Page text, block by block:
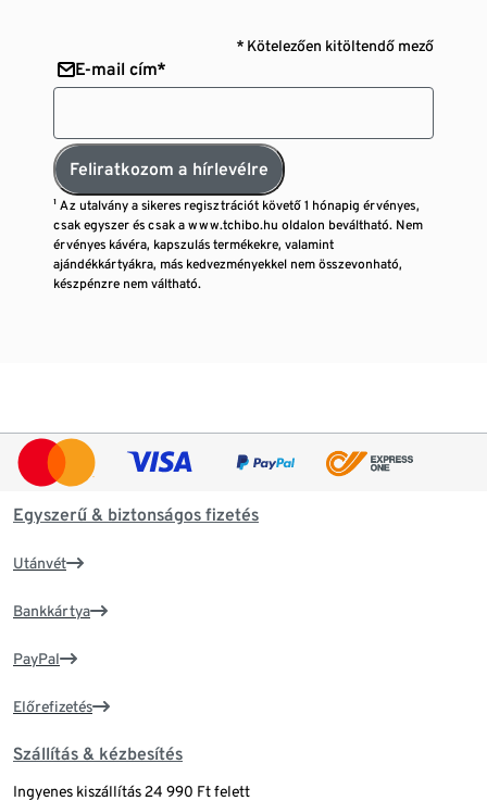
* Kötelezően kitöltendő mező
E-mail cím*
Feliratkozom a hírlevélre
¹ Az utalvány a sikeres regisztrációt követő 1 hónapig érvényes,
csak egyszer és csak a www.tchibo.hu oldalon beváltható. Nem
érvényes kávéra, kapszulás termékekre, valamint
ajándékkártyákra, más kedvezményekkel nem összevonható,
készpénzre nem váltható.
Egyszerű & biztonságos fizetés
Utánvét
Bankkártya
PayPal
Előrefizetés
Szállítás & kézbesítés
Ingyenes kiszállítás 24 990 Ft felett